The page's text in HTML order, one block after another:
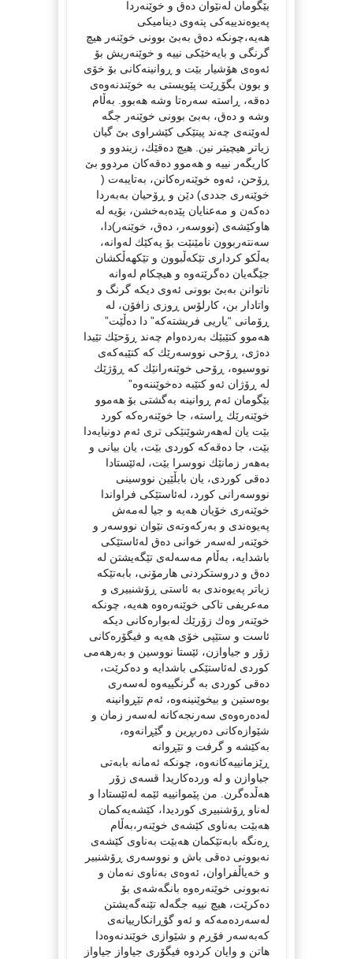
بێگومان لەنێوان دەق و خوێنەردا
پەیوەندییەكی پتەوی دینامیكی
هەیە،چونكە دەق بەبێ بوونی خوێنەر هیچ
گرنگی و بایەخێكی نییە و خوێنەریش بۆ
ئەوەی هۆشیار بێت و ڕوانینەكانی بۆ خۆی
و بوون بگۆڕێت پێویستی بە خوێندنەوەی
دەقە، ڕاستە سەرەتا وشە هەبوو. بەڵام
وشە و دەق، بەبێ ‌بوونی خوێنەر جگە
لەوێنەی چەند پیتێكی كێشراوی بێ گیان
زیاتر هیچیتر نین. هیچ دەقێك، زیندوو و
كاریگەر نییە و هەموو دەقەكان مردوو بێ
ڕۆحن، ئەوە خوێنەرەكانن، بەتایبەت (
خوێنەری جددی) دێن و ڕۆحیان بەبەردا
دەكەن و مەعنایان پێدەبەخشن، بۆیە لە
هاوكێشەی (نووسەر، دەق، خوێنەر)دا،
سەنتەربوون نامێنێت بۆ یەكێك لەوانە،
بەڵكو كرداری تێكەڵبوون و تێكهەڵكشان
جێگەیان دەگرێتەوە و هیچكام لەوانە
ناتوانن بەبێ بوونی ئەوی دیكە گرنگ و
واتادار بن، کارلۆس ڕوزی زافۆن، لە
ڕۆمانی “یاریی فریشتەکە” دا دەڵێت”
هەموو كتێبێك بەردەوام چەند ڕۆحێك تێیدا
دەژی، ڕۆحی نووسەرێك كە كتێبەكەی
نووسیوە، ڕۆحی خوێنەرانێك كە ڕۆژێك
لە ڕۆژان ئەو كتێبە دەخوێننەوە”
بێگومان ئەم ڕوانینە بەگشتی بۆ هەموو
خوێنەرێك ڕاستە، جا خوێنەرەكە كورد
بێت یان لەهەرشوێنێكی تری ئەم دونیایەدا
بێت، جا دەقەكە كوردی بێت، یان بیانی و
بەهەر زمانێك نووسرا بێت، لەئێستادا
دەقی كوردی، یان بابڵێین نووسینی
نووسەرانی كورد، لەئاستێكی فراواندا
خوێنەری خۆیان هەیە و جیا لەمەش
پەیوەندی و بەركەوتەی نێوان نووسەر و
خوێنەر لەسەر خوانی دەق لەئاستێكی
باشدایە، بەڵام مەسەلەی تێگەیشتن لە
دەق و دروستكردنی هارمۆنی، بابەتێكە
زیاتر پەیوەندی بە ئاستی ڕۆشنبیری و
مەعریفی تاكی خوێنەرەوە هەیە، چونكە
خوێنەر وەك زۆرێك لەبوارەكانی دیكە
ئاست و ستێپی خۆی هەیە و فیگۆرەكانی
زۆر و جیاوازن، ئێستا نووسین و بەرهەمی
كوردی لەئاستێكی باشدایە و دەكرێت،
دەقی كوردی بە گرنگییەوە لەسەری
بوەستین و بیخوێنینەوە، ئەم تێڕوانینە
لەدەرەوەی سەرنجەكانە لەسەر زمان و
شێوازەكانی دەربڕین و گێڕانەوە،
بەكێشە و گرفت و تێڕوانە
ڕێزمانییەكانەوە، چونكە ئەمانە بابەتی
جیاوازن و لە وردەكاریدا قسەی زۆر
هەڵدەگرن. من پێموانییە ئێمە لەئێستادا و
لەناو ڕۆشنبیری كوردیدا، كێشەیەكمان
هەبێت بەناوی كێشەی خوێنەر،بەڵام
ڕەنگە بابەتێكمان هەبێت بەناوی كێشەی
نەبوونی دەقی باش و نووسەری ڕۆشنبیر
و خەیاڵفراوان، ئەوەی بەناوی نەمان و
نەبوونی خوێنەرەوە بانگەشەی بۆ
دەكرێت، هیچ نییە جگەلە تێنەگەیشتن
لەسەردەمەكە و ئەو گۆڕانكارییانەی
كەبەسەر فۆڕم و شێوازی خوێندنەوەدا
هاتن و وایان كردوە فیگۆری جیاواز جیاواز